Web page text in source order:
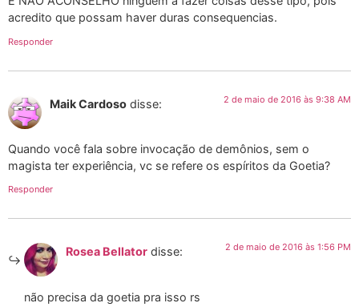
acredito que possam haver duras consequencias.
Responder
Maik Cardoso disse: 2 de maio de 2016 às 9:38 AM
Quando você fala sobre invocação de demônios, sem o
magista ter experiência, vc se refere os espíritos da Goetia?
Responder
Rosea Bellator disse: 2 de maio de 2016 às 1:56 PM
não precisa da goetia pra isso rs